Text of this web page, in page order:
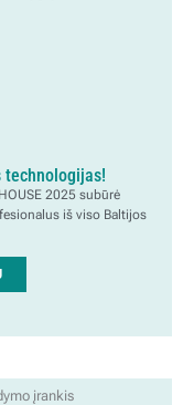
2025 subūrė
iš viso Baltijos